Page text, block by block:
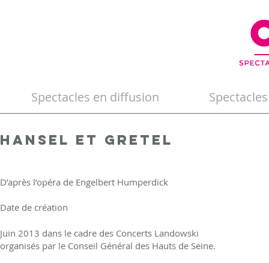
Spectacles en diffusion
Hansel et Gretel
D’après l’opéra de Engelbert Humperdick
Date de création
Juin 2013 dans le cadre des Concerts Landowski
organisés par le Conseil Général des Hauts de Seine.